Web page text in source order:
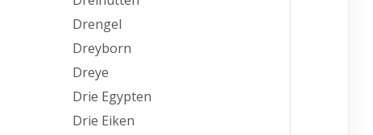
Drengel
Dreyborn
Dreye
Drie Egypten
Drie Eiken